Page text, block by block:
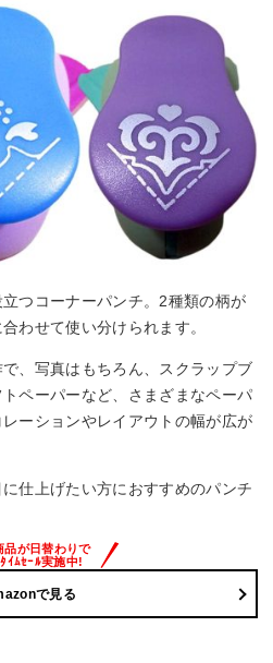
つコーナーパンチ。2種類の柄が
わせて使い分けられます。
、写真はもちろん、スクラップブ
ペーパーなど、さまざまなペーパ
ーションやレイアウトの幅が広が
仕上げたい方におすすめのパンチ
で見る